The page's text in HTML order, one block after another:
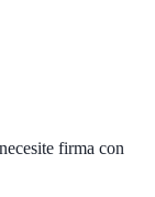
firma con